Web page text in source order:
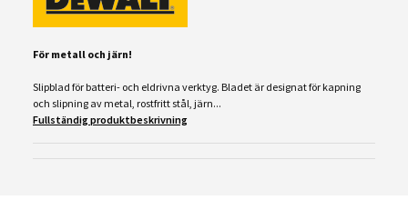
För metall och järn!
Slipblad för batteri- och eldrivna verktyg. Bladet är designat för kapning
och slipning av metal, rostfritt stål, järn...
Fullständig produktbeskrivning